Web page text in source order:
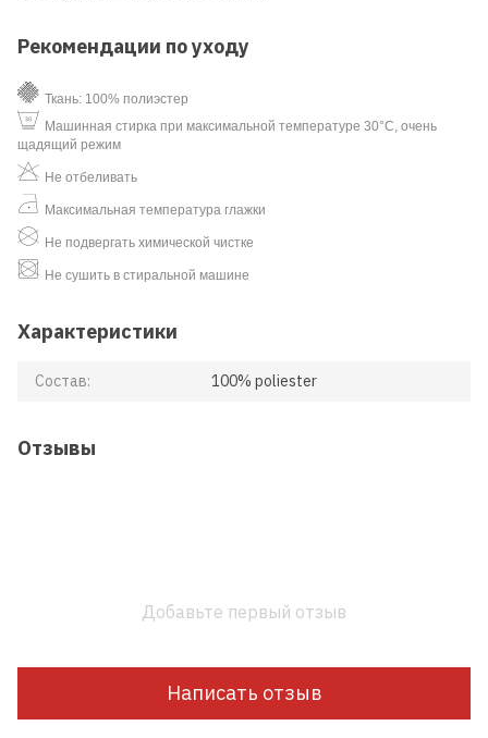
Рекомендации по уходу
Ткань: 100% полиэстер
Машинная стирка при максимальной температуре 30°C, очень
щадящий режим
Не отбеливать
Максимальная температура глажки
Не подвергать химической чистке
Не сушить в стиральной машине
Характеристики
Состав: 100% poliester
Отзывы
Добавьте первый отзыв
Написать отзыв